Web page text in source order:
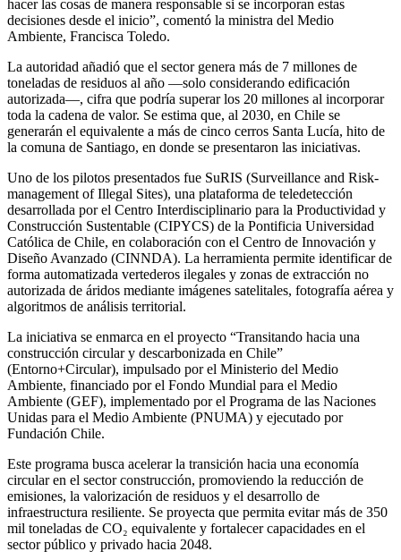
hacer las cosas de manera responsable si se incorporan estas
decisiones desde el inicio”, comentó la ministra del Medio
Ambiente, Francisca Toledo.
La autoridad añadió que el sector genera más de 7 millones de
toneladas de residuos al año —solo considerando edificación
autorizada—, cifra que podría superar los 20 millones al incorporar
toda la cadena de valor. Se estima que, al 2030, en Chile se
generarán el equivalente a más de cinco cerros Santa Lucía, hito de
la comuna de Santiago, en donde se presentaron las iniciativas.
Uno de los pilotos presentados fue SuRIS (Surveillance and Risk-
management of Illegal Sites), una plataforma de teledetección
desarrollada por el Centro Interdisciplinario para la Productividad y
Construcción Sustentable (CIPYCS) de la Pontificia Universidad
Católica de Chile, en colaboración con el Centro de Innovación y
Diseño Avanzado (CINNDA). La herramienta permite identificar de
forma automatizada vertederos ilegales y zonas de extracción no
autorizada de áridos mediante imágenes satelitales, fotografía aérea y
algoritmos de análisis territorial.
La iniciativa se enmarca en el proyecto “Transitando hacia una
construcción circular y descarbonizada en Chile”
(Entorno+Circular), impulsado por el Ministerio del Medio
Ambiente, financiado por el Fondo Mundial para el Medio
Ambiente (GEF), implementado por el Programa de las Naciones
Unidas para el Medio Ambiente (PNUMA) y ejecutado por
Fundación Chile.
Este programa busca acelerar la transición hacia una economía
circular en el sector construcción, promoviendo la reducción de
emisiones, la valorización de residuos y el desarrollo de
infraestructura resiliente. Se proyecta que permita evitar más de 350
mil toneladas de CO₂ equivalente y fortalecer capacidades en el
sector público y privado hacia 2048.